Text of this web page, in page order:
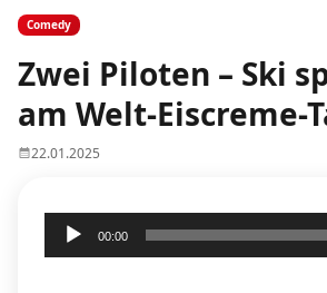
Comedy
Zwei Piloten – Ski
am Welt-Eiscreme-
22.01.2025
Audio-
Player
00:00